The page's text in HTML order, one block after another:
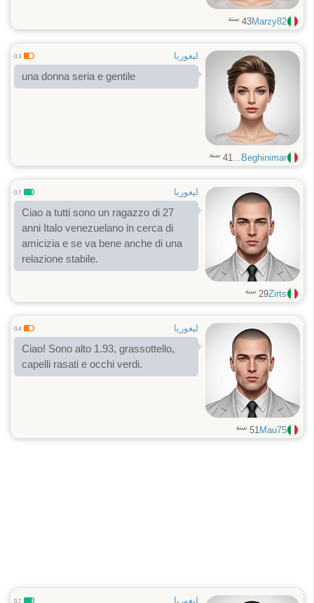
Marzy82
43 سنة
ليغوريا 0.3
una donna seria e gentile
Beghinimar...
41 سنة
ليغوريا 0.7
Ciao a tutti sono un ragazzo di 27
anni Italo venezuelano in cerca di
amicizia e se va bene anche di una
relazione stabile.
Zirts
29 سنة
ليغوريا 0.4
Ciao! Sono alto 1.93, grassottello,
capelli rasati e occhi verdi.
Mau75
51 سنة
ليغوريا 0.7